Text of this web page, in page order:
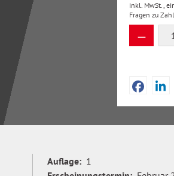
inkl. MwSt.,
Fragen zu
Auflage: 1